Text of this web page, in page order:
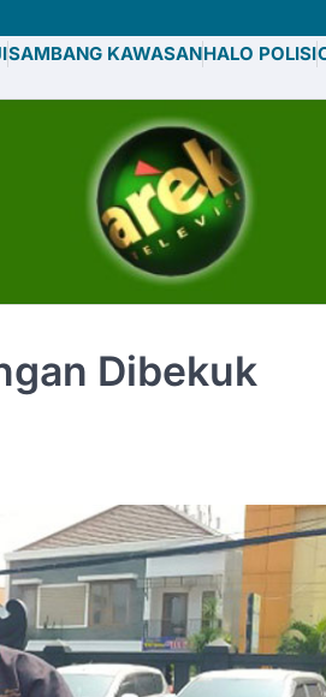
SAMBANG KAWASANHALO POLISI
Dibekuk